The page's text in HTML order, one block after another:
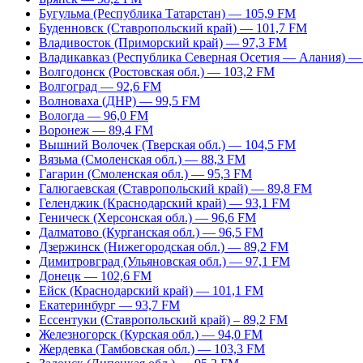
Бугульма (Республика Татарстан) — 105,9 FM
Буденновск (Ставропольский край) — 101,7 FM
Владивосток (Приморский край) — 97,3 FM
Владикавказ (Республика Северная Осетия — Алания)
Волгодонск (Ростовская обл.) — 103,2 FM
Волгоград — 92,6 FM
Волноваха (ДНР) — 99,5 FM
Вологда — 96,0 FM
Воронеж — 89,4 FM
Вышний Волочек (Тверская обл.) — 104,5 FM
Вязьма (Смоленская обл.) — 88,3 FM
Гагарин (Смоленская обл.) — 95,3 FM
Галюгаевская (Ставропольский край) — 89,8 FM
Геленджик (Краснодарский край) — 93,1 FM
Геническ (Херсонская обл.) — 96,6 FM
Далматово (Курганская обл.) — 96,5 FM
Дзержинск (Нижегородская обл.) — 89,2 FM
Димитровград (Ульяновская обл.) — 97,1 FM
Донецк — 102,6 FM
Ейск (Краснодарский край) — 101,1 FM
Екатеринбург — 93,7 FM
Ессентуки (Ставропольский край) – 89,2 FM
Железногорск (Курская обл.) — 94,0 FM
Жердевка (Тамбовская обл.) — 103,3 FM